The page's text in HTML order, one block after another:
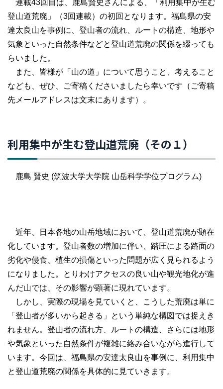
連載43回目は、鹿島賢史さんによる、「利用集中が生む
登山道荒廃」（3回連載）の初回となります。福島県の安
達太良山を事例に、登山者の流れ、ルートの構造、地形や
気象といった自然条件などと登山道荒廃の関係を綴っても
らいました。
また、皆様が「山の道」について思うこと、考えること
なども、ぜひ、ご寄稿くださいましたら幸いです（ご寄稿
先メールアドレスは文末にあります）。
利用集中が生む登山道荒廃（その１）
鹿島 賢史 (筑波大学大学院 山岳科学学位プログラム)
近年、日本各地の山岳地域において、登山道荒廃が顕在
化しています。登山者数の増加に伴い、踏圧による路面の
劣化や侵食、植生の損傷といった問題が広く見られるよう
になりました。とりわけアクセスの良い山や観光地化が進
んだ山では、その影響が顕著に現れています。
しかし、実際の現場を見ていくと、こうした荒廃は単に
「登山者が多いから起きる」という単純な構図では捉えき
れません。登山者の流れ方、ルートの構造、さらには地形
や気象といった自然条件が複雑に絡み合いながら進行して
います。今回は、福島県の安達太良山を事例に、利用集中
と登山道荒廃の関係を具体的に見ていきます。